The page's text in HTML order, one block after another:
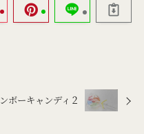
ボーキャンディ２